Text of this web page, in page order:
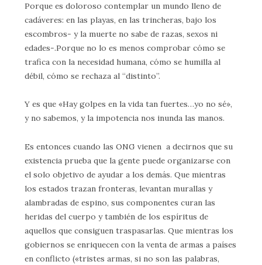
Porque es doloroso contemplar un mundo lleno de
cadáveres: en las playas, en las trincheras, bajo los
escombros- y la muerte no sabe de razas, sexos ni
edades-.Porque no lo es menos comprobar cómo se
trafica con la necesidad humana, cómo se humilla al
débil, cómo se rechaza al “distinto”.
Y es que «Hay golpes en la vida tan fuertes…yo no sé»,
y no sabemos, y la impotencia nos inunda las manos.
Es entonces cuando las ONG vienen a decirnos que su
existencia prueba que la gente puede organizarse con
el solo objetivo de ayudar a los demás. Que mientras
los estados trazan fronteras, levantan murallas y
alambradas de espino, sus componentes curan las
heridas del cuerpo y también de los espíritus de
aquellos que consiguen traspasarlas. Que mientras los
gobiernos se enriquecen con la venta de armas a países
en conflicto («tristes armas, si no son las palabras,